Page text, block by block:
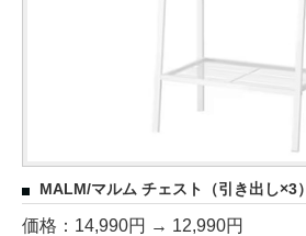
MALM/マルム チェスト（引き出し×3）
価格：14,990円 → 12,990円